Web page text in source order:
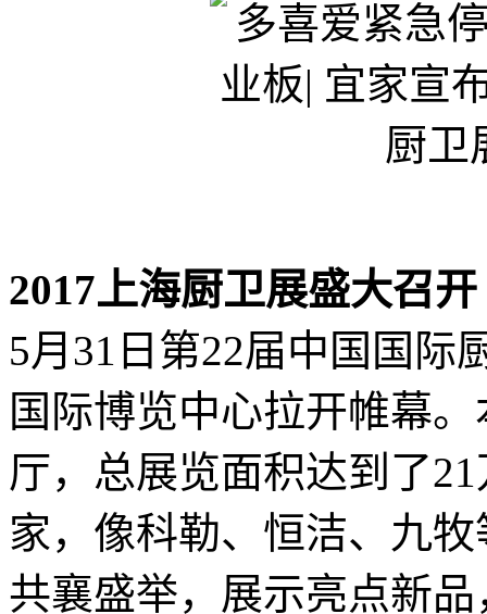
2017上海厨卫展盛大召开
5月31日第22届中国国际
国际博览中心拉开帷幕
厅，总展览面积达到了
家，像科勒、恒洁、九
共襄盛举，展示亮点新